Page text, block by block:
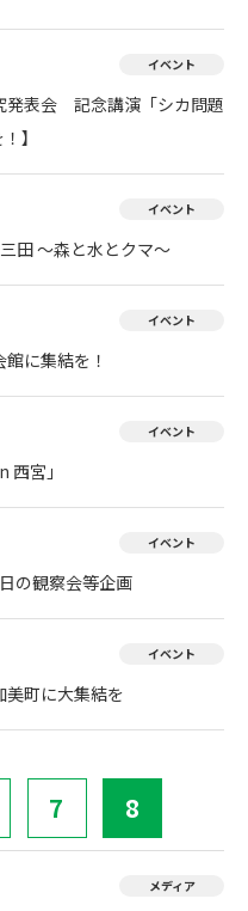
イベント
発表会 記念講演「シカ問題
】
イベント
田 ～森と水とクマ～
イベント
に集結を！
イベント
宮」
イベント
の観察会等企画
イベント
美町に大集結を
7 8
メディア